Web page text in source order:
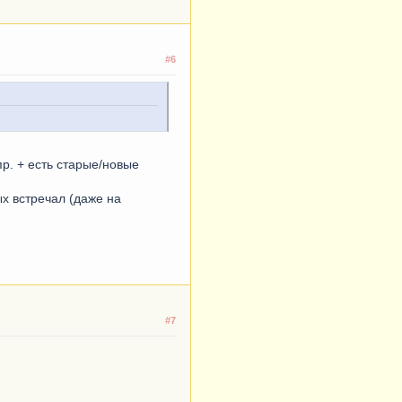
#6
+ есть старые/новые
встречал (даже на
#7